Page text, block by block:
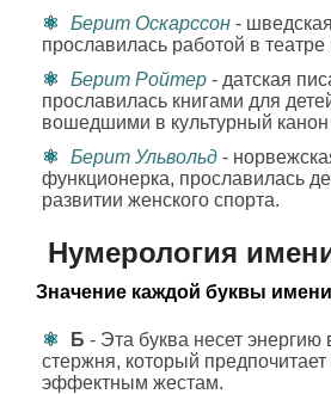
Берит Оскарссон -
прославилась работой в
Берит Ройтер - датская
прославилась книгами для
вошедшими в культурный
Берит Ульвольд -
функционерка, прославилась
развитии женского спорта.
Нумерология
Значение каждой буквы
Б - Эта буква несет энергию
стержня, который предпочитает
эффектным жестам.